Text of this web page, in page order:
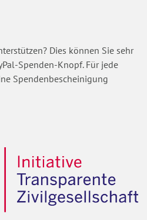
Dies können Sie sehr
Spenden-Knopf. Für jede
Spendenbescheinigung